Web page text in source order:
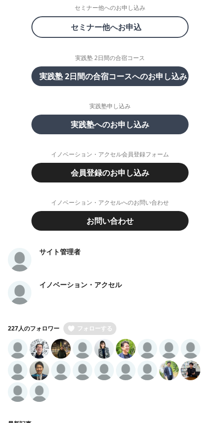
セミナー他へのお申し込み
セミナー他へお申込
実践塾 2日間の合宿コース
実践塾 2日間の合宿コースへのお申し込み
実践塾申し込み
実践塾へのお申し込み
イノベーション・アクセル会員登録フォーム
会員登録のお申し込み
イノベーション・アクセルへのお問い合わせ
お問い合わせ
サイト管理者
イノベーション・アクセル
227人のフォロワー フォローする